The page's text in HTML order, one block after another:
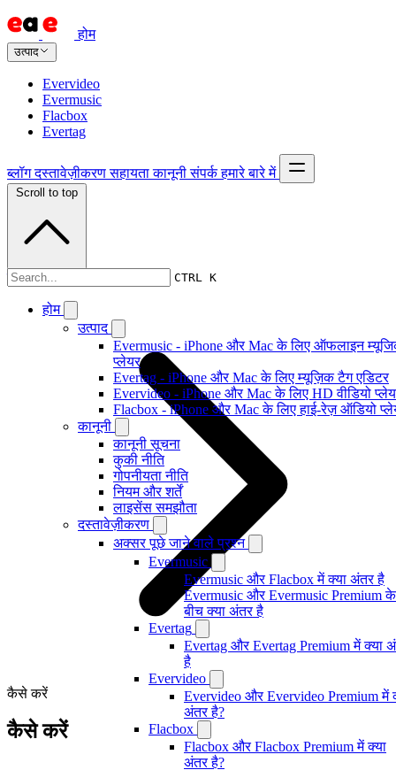
होम
उत्पाद
Evervideo
Evermusic
Flacbox
Evertag
ब्लॉग दस्तावेज़ीकरण सहायता कानूनी संपर्क हमारे बारे में
CTRL K
होम
उत्पाद
Evermusic - iPhone और Mac के लिए ऑफलाइन
प्लेयर
Evertag - iPhone और Mac के लिए म्यूज़िक टैग एडिटर
Evervideo - iPhone और Mac के लिए HD वीडियो
Flacbox - iPhone और Mac के लिए हाई-रेज़ ऑडियो
कानूनी
कानूनी सूचना
कुकी नीति
गोपनीयता नीति
नियम और शर्तें
लाइसेंस समझौता
दस्तावेज़ीकरण
अक्सर पूछे जाने वाले प्रश्न
Evermusic
Evermusic और Flacbox में क्या अंतर है
Evermusic और Evermusic Premium के
बीच क्या अंतर है
Evertag
Evertag और Evertag Premium में क्या
है
Evervideo
Evervideo और Evervideo Premium में
अंतर है?
Flacbox
Flacbox और Flacbox Premium में क्या
अंतर है?
Scroll to top
दस्तावेज़ीकरण
कैसे करें
कैसे करें